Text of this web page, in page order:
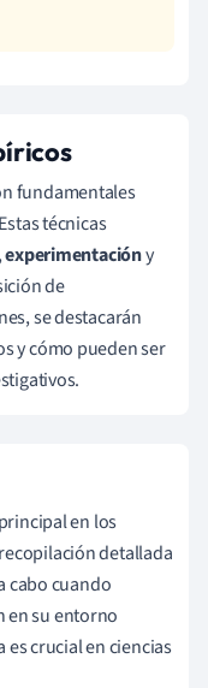
fundamentales
técnicas
experimentacióny
de
se destacarán
y cómo pueden ser
en los
detallada
cabo cuando
en su entorno
crucial en ciencias